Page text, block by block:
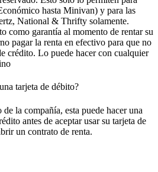
hasta Minivan) y para las
National & Thrifty solamente.
como garantía al momento de rentar su
pagar la renta en efectivo para que no
crédito. Lo puede hacer con cualquier
tarjeta de débito?
la compañía, esta puede hacer una
antes de aceptar usar su tarjeta de
un contrato de renta.